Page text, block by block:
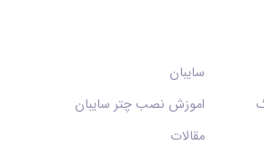
سایبان
اموزش نصب چتر سایبان
مقالات